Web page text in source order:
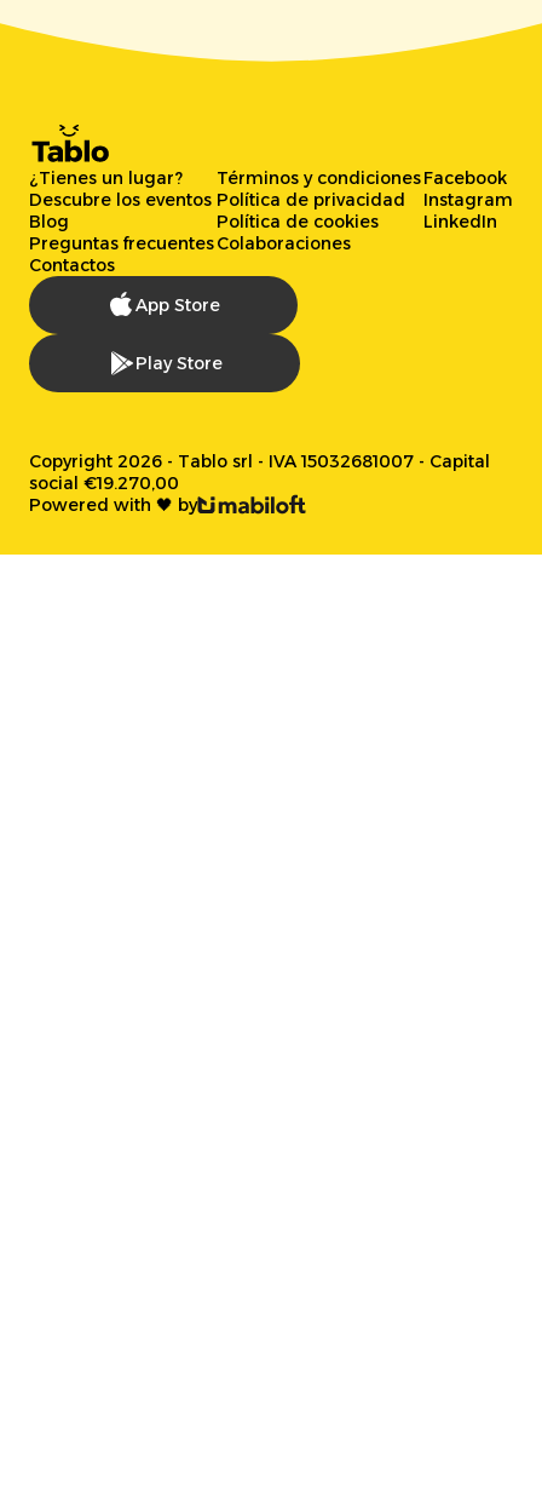
¿Tienes un lugar?
Descubre los eventos
Blog
Preguntas frecuentes
Contactos
Términos y condiciones
Política de privacidad
Política de cookies
Colaboraciones
Facebook
Instagram
LinkedIn
App Store
Play Store
Copyright 2026 - Tablo srl - IVA 15032681007 - Capital
social €19.270,00
Powered with 🖤 by